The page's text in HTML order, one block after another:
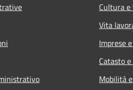
Cultura
Vita
Imprese
Catasto
Mobilità